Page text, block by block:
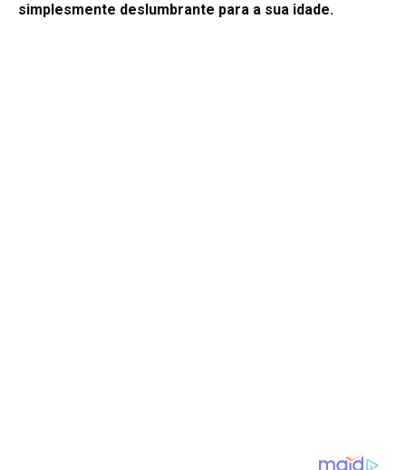
simplesmente deslumbrante para a sua idade.